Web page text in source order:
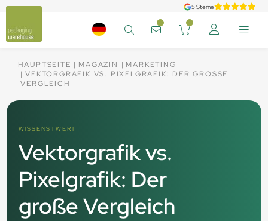
5 Sterne
HAUPTSEITE MAGAZIN
MARKETING
VEKTORGRAFIK VS. PIXELGRAFIK: DER GROSSE V
ERGLEICH
WISSENSTWERT
Vektorgrafik vs.
Pixelgrafik: Der
große Vergleich